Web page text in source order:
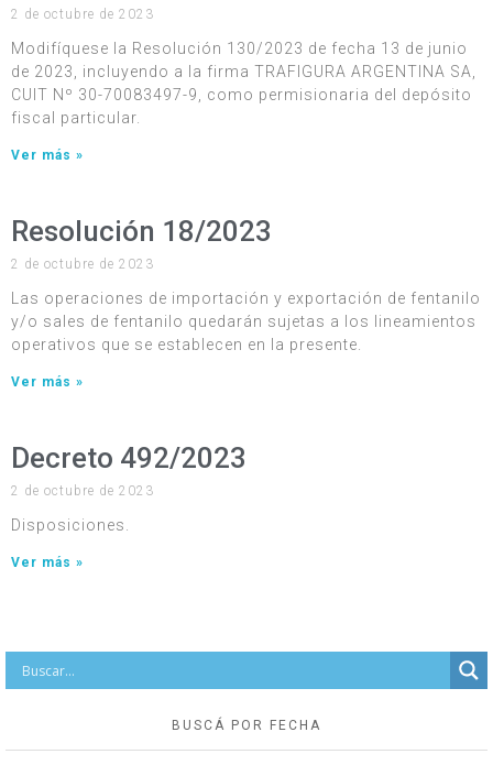
2 de octubre de 2023
Modifíquese la Resolución 130/2023 de fecha 13 de junio
de 2023, incluyendo a la firma TRAFIGURA ARGENTINA SA,
CUIT Nº 30-70083497-9, como permisionaria del depósito
fiscal particular.
Ver más »
Resolución 18/2023
2 de octubre de 2023
Las operaciones de importación y exportación de fentanilo
y/o sales de fentanilo quedarán sujetas a los lineamientos
operativos que se establecen en la presente.
Ver más »
Decreto 492/2023
2 de octubre de 2023
Disposiciones.
Ver más »
BUSCÁ POR FECHA